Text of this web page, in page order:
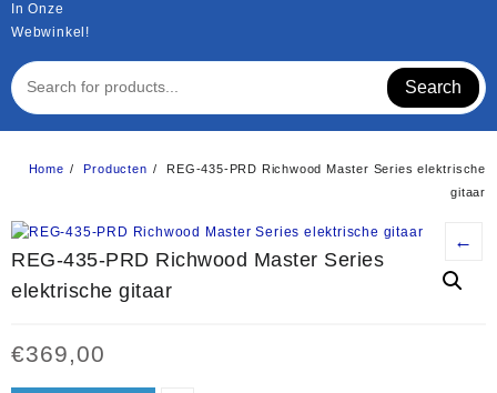
In Onze
Webwinkel!
Search
Home Producten
REG-435-PRD Richwood Master Series elektrische
gitaar
←
REG-435-PRD Richwood Master Series
elektrische gitaar
€369,00